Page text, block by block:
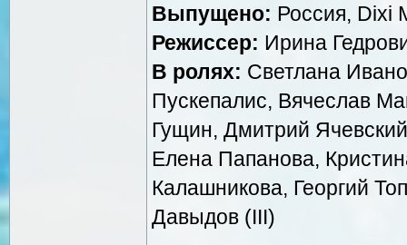
Выпущено: Россия, Dixi
Режиссер: Ирина
В ролях: Светлана
Пускепалис, Вячеслав
Гущин, Дмитрий
Елена Папанова,
Калашникова, Георгий
Давыдов (III)